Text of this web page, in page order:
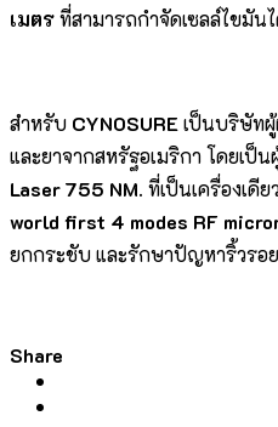
เมตรที่สามารถกำจัดเซลล์ไขมั
สำหรับ CYNOSURE เป็นบริษัทผู้
และยาจากสหรัฐอเมริกา โดยเป็
Laser 755 NM. ที่เป็นเครื่องเดี
world first 4 modes RF
ยกกระชับ และรักษาปัญหาริ้วรอ
Share